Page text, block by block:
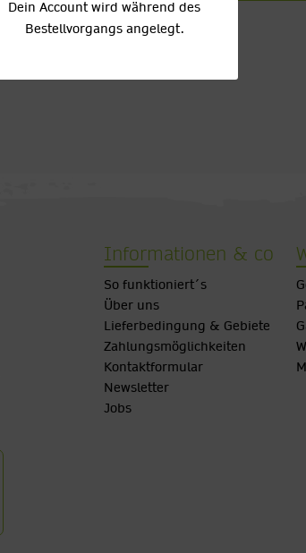
Informationen & co
So funktioniert´s
Über uns
Lieferbedingung & Gebiete
Zahlungsmöglichkeiten
Kontaktformular
Newsletter
Jobs
Dein Account wird während des
Bestellvorgangs angelegt.